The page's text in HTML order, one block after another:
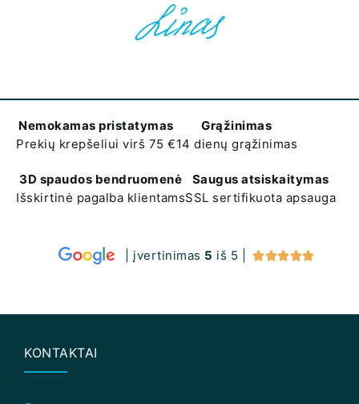
Nemokamas pristatymas
Prekių krepšeliui virš 75 €
Grąžinimas
14 dienų grąžinimas
3D spaudos bendruomenė
Išskirtinė pagalba klientams
Saugus atsiskaitymas
SSL sertifikuota apsauga
| įvertinimas 5 iš 5 | 
KONTAKTAI